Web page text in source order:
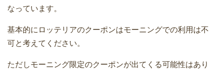
なっています。
基本的にロッテリアのクーポンはモーニングでの利用は不
可と考えてください。
ただしモーニング限定のクーポンが出てくる可能性はあり